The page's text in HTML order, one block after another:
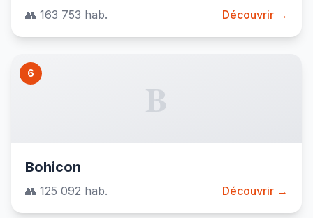
👥 163 753 hab. Découvrir →
6
B
Bohicon
👥 125 092 hab. Découvrir →